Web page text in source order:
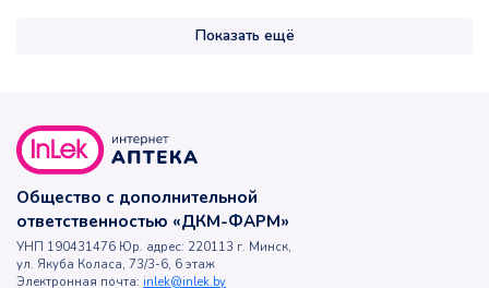
Показать ещё
Общество с дополнительной
ответственностью «ДКМ-ФАРМ»
УНП 190431476 Юр. адрес: 220113 г. Минск,
ул. Якуба Коласа, 73/3-6, 6 этаж
Электронная почта: inlek@inlek.by